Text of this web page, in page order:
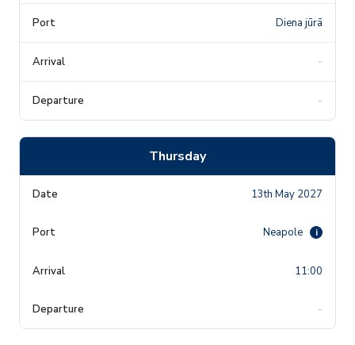
Diena jūrā
-
-
Thursday
13th May 2027
Neapole i
11:00
-